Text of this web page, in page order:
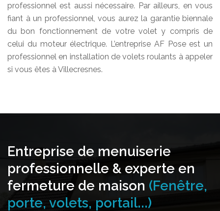
professionnel est aussi nécessaire. Par ailleurs, en vous
fiant à un professionnel, vous aurez la garantie biennale
du bon fonctionnement de votre volet y compris de
celui du moteur électrique. L’entreprise AF Pose est un
professionnel en installation de volets roulants à appeler
si vous êtes à Villecresnes.
Entreprise de menuiserie
professionnelle & experte en
fermeture de maison (Fenêtre,
porte, volets, portail...)